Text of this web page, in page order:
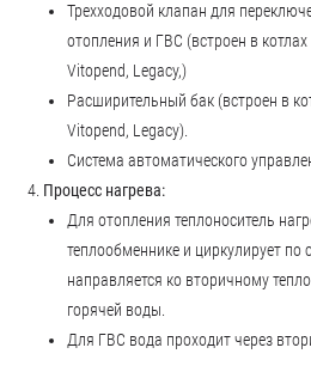
Трехходовой клапан для
отопления и ГВС (встроен в
Vitopend, Legacy,)
Расширительный бак (встроен в
Vitopend, Legacy).
Система автоматического
Процесс нагрева:
Для отопления теплоноситель
теплообменнике и циркулирует по
направляется ко вторичному
горячей воды.
Для ГВС вода проходит через